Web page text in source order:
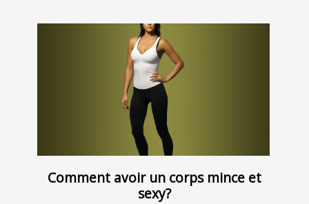
Comment avoir un corps mince et
sexy?